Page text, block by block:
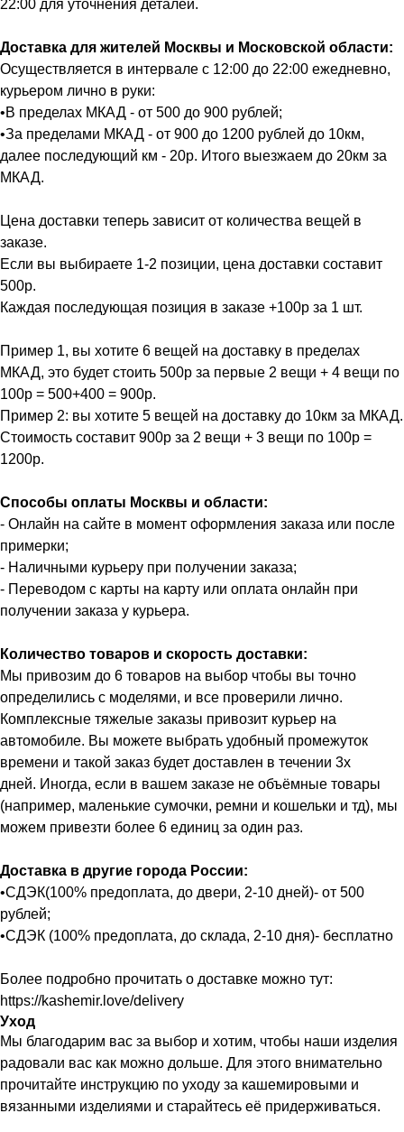
22:00 для уточнения деталей.
Доставка для жителей Москвы и Московской области:
Осуществляется в интервале с 12:00 до 22:00 ежедневно,
курьером лично в руки:
•В пределах МКАД - от 500 до 900 рублей;
•За пределами МКАД - от 900 до 1200 рублей до 10км,
далее последующий км - 20р. Итого выезжаем до 20км за
МКАД.
Цена доставки теперь зависит от количества вещей в
заказе.
Если вы выбираете 1-2 позиции, цена доставки составит
500р.
Каждая последующая позиция в заказе +100р за 1 шт.
Пример 1, вы хотите 6 вещей на доставку в пределах
МКАД, это будет стоить 500р за первые 2 вещи + 4 вещи по
100р = 500+400 = 900р.
Пример 2: вы хотите 5 вещей на доставку до 10км за МКАД.
Стоимость составит 900р за 2 вещи + 3 вещи по 100р =
1200р.
Способы оплаты Москвы и области:
- Онлайн на сайте в момент оформления заказа или после
примерки;
- Наличными курьеру при получении заказа;
- Переводом с карты на карту или оплата онлайн при
получении заказа у курьера.
Количество товаров и скорость доставки:
Мы привозим до 6 товаров на выбор чтобы вы точно
определились с моделями, и все проверили лично.
Комплексные тяжелые заказы привозит курьер на
автомобиле. Вы можете выбрать удобный промежуток
времени и такой заказ будет доставлен в течении 3х
дней. Иногда, если в вашем заказе не объёмные товары
(например, маленькие сумочки, ремни и кошельки и тд), мы
можем привезти более 6 единиц за один раз.
Доставка в другие города России:
•СДЭК(100% предоплата, до двери, 2-10 дней)- от 500
рублей;
•СДЭК (100% предоплата, до склада, 2-10 дня)- бесплатно
Более подробно прочитать о доставке можно тут:
https://kashemir.love/delivery
Уход
Мы благодарим вас за выбор и хотим, чтобы наши изделия
радовали вас как можно дольше. Для этого внимательно
прочитайте инструкцию по уходу за кашемировыми и
вязанными изделиями и старайтесь её придерживаться.